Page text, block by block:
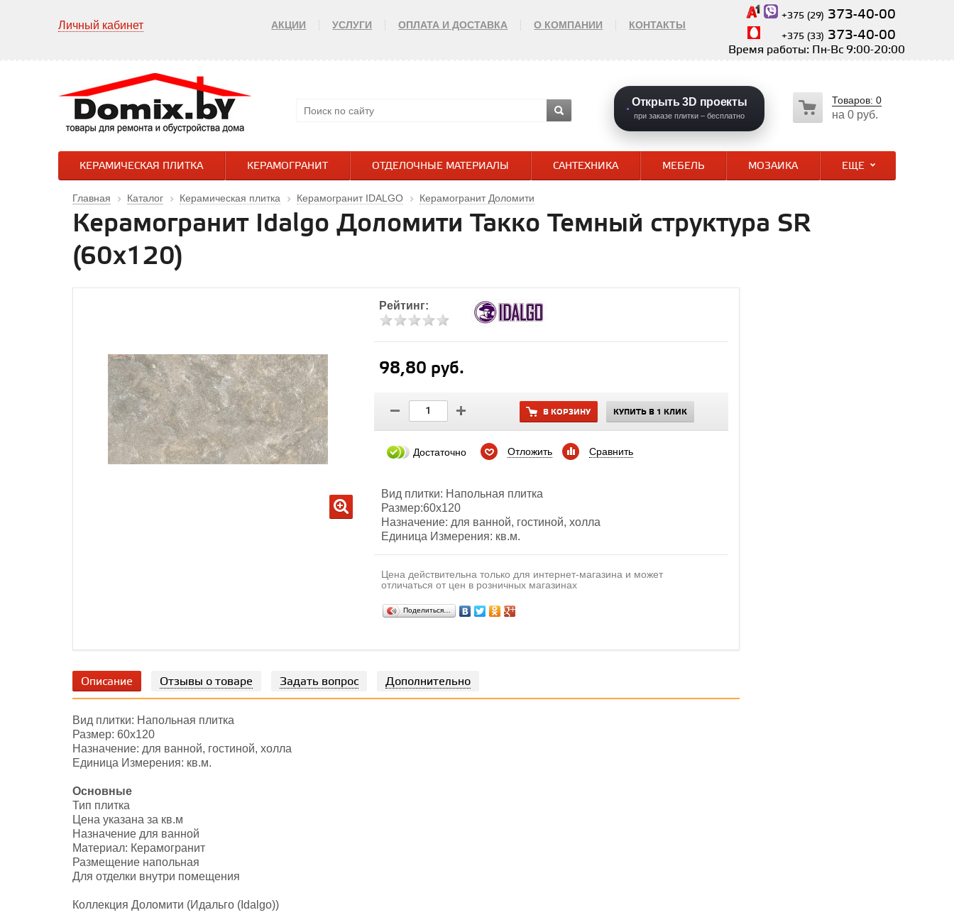
Личный кабинет АКЦИИ УСЛУГИ ОПЛАТА И ДОСТАВКА О КОМПАНИИ КОНТАКТЫ
+375 (29) 373-40-00
+375 (33) 373-40-00
Время работы: Пн-Вс 9:00-20:00
Открыть 3D проекты
при заказе плитки – бесплатно
Товаров: 0
на 0 руб.
КЕРАМИЧЕСКАЯ ПЛИТКА КЕРАМОГРАНИТ ОТДЕЛОЧНЫЕ МАТЕРИАЛЫ САНТЕХНИКА МЕБЕЛЬ МОЗАИКА ЕЩЕ
Главная Каталог Керамическая плитка Керамогранит IDALGO Керамогранит Доломити
Керамогранит Idalgo Доломити Такко Темный структура SR
(60х120)
Рейтинг:
98,80 руб.
В КОРЗИНУ КУПИТЬ В 1 КЛИК
Достаточно Отложить Сравнить
Вид плитки: Напольная плитка
Размер:60х120
Назначение: для ванной, гостиной, холла
Единица Измерения: кв.м.
Цена действительна только для интернет-магазина и может
отличаться от цен в розничных магазинах
Поделиться…
Описание Отзывы о товаре Задать вопрос Дополнительно
Вид плитки: Напольная плитка
Размер: 60х120
Назначение: для ванной, гостиной, холла
Единица Измерения: кв.м.
Основные
Тип плитка
Цена указана за кв.м
Назначение для ванной
Материал: Керамогранит
Размещение напольная
Для отделки внутри помещения
Коллекция Доломити (Идальго (Idalgo))